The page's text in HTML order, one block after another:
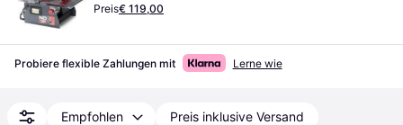
Preis€ 119,00
Probiere flexible Zahlungen mit Lerne wie
Empfohlen Preis inklusive Versand